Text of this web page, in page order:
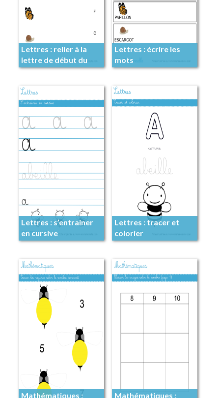
Lettres : relier à la
lettre de début du
mot
Lettres : écrire les
mots
Lettres : s’entrainer
en cursive
Lettres : tracer et
colorier
Mathématiques :
Mathématiques :